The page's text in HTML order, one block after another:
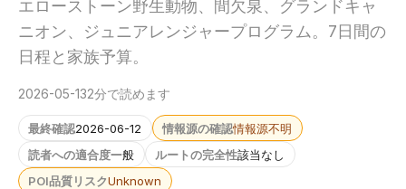
エローストーン野生動物、間欠泉、グランドキャ
ニオン、ジュニアレンジャープログラム。7日間の
日程と家族予算。
2026-05-132分で読めます
最終確認2026-06-12 情報源の確認情報源不明
読者への適合度一般 ルートの完全性該当なし
POI品質リスクUnknown